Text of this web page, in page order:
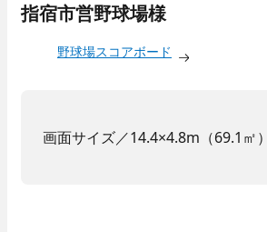
指宿市営野球場様
野球場スコアボード
画面サイズ／14.4×4.8m（69.1㎡）